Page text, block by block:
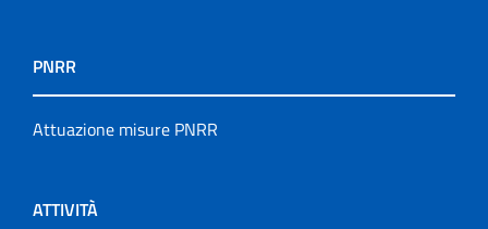
PNRR
Attuazione misure PNRR
ATTIVITÀ